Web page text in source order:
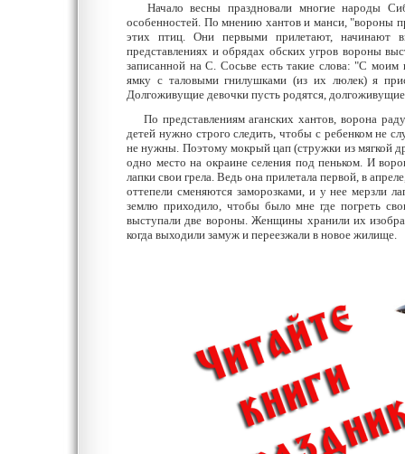
Начало весны праздновали многие народы
особенностей. По мнению хантов и манси, "вороны
этих птиц. Они первыми прилетают, начинают
представлениях и обрядах обских угров вороны
записанной на С. Сосьве есть такие слова: "С моим
ямку с таловыми гнилушками (из их люлек) я
Долгоживущие девочки пусть родятся,
По представлениям аганских хантов, ворона
детей нужно строго следить, чтобы с ребенком не
не нужны. Поэтому мокрый цап (стружки из мягкой
одно место на окраине селения под пеньком. И
лапки свои грела. Ведь она прилетала первой, в
оттепели сменяются заморозками, и у нее мерзли
землю приходило, чтобы было мне где погреть
выступали две вороны. Женщины хранили их
когда выходили замуж и переезжали в новое жилище.